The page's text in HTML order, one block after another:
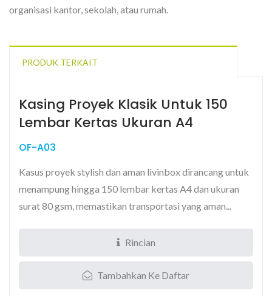
organisasi kantor, sekolah, atau rumah.
PRODUK TERKAIT
Kasing Proyek Klasik Untuk 150
Lembar Kertas Ukuran A4
OF-A03
Kasus proyek stylish dan aman livinbox dirancang untuk
menampung hingga 150 lembar kertas A4 dan ukuran
surat 80 gsm, memastikan transportasi yang aman...
Rincian
Tambahkan Ke Daftar